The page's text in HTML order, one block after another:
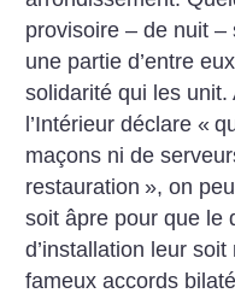
provisoire – de nuit
une partie d’entre
solidarité qui les unit.
l’Intérieur déclare «
maçons ni de
restauration », on
soit âpre pour que le
d’installation leur
fameux accords